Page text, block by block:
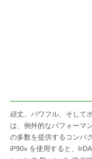
頑丈、パワフル、そして
は、例外的なパフォーマ
の多数を提供するコンパ
iP90v を使用すると、